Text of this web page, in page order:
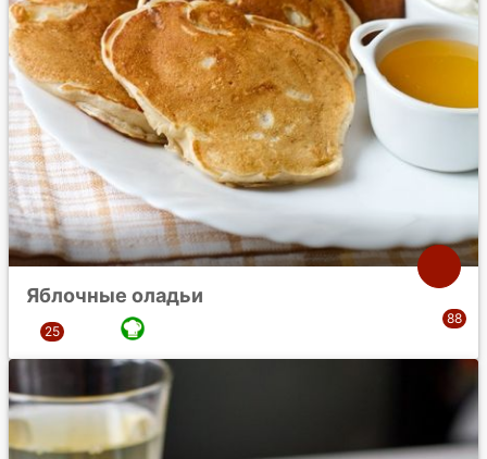
Яблочные оладьи